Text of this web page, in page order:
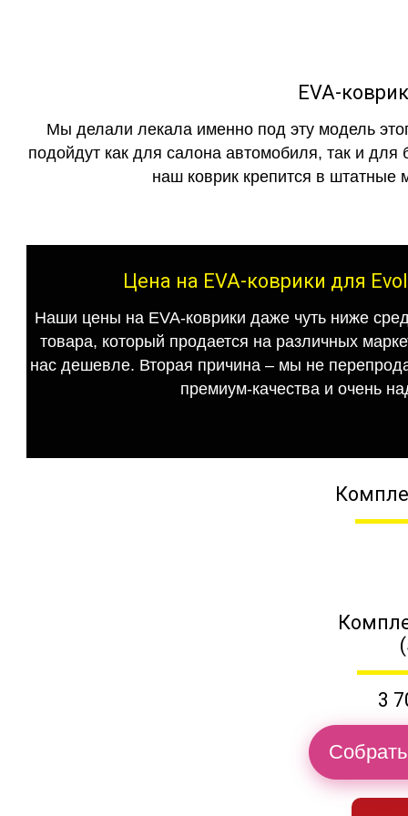
EVA-
Мы делали лекала именно под эту модель
подойдут как для салона автомобиля, так и для
наш коврик крепится в штатные
Цена на EVA-коврики для
Наши цены на EVA-коврики даже чуть ниже
товара, который продается на различных
нас дешевле. Вторая причина – мы не
премиум-качества и очень
3